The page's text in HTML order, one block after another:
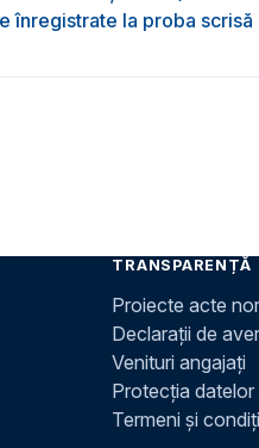
înregistrate la proba scrisă
TRANSPARENȚĂ
Proiecte acte
Declarații de
Venituri angajați
Protecția datelor
Termeni și